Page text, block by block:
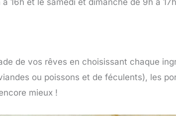
16h et le samedi et dimanche de 9h à 17h
de vos rêves en choisissant chaque
ou poissons et de féculents), les
mieux !